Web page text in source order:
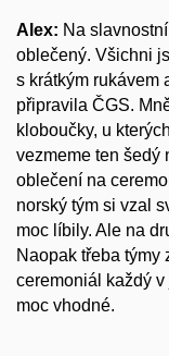
Alex: Na
oblečený. Všichni
s krátkým rukávem
připravila ČGS.
kloboučky, u
vezmeme ten šedý
oblečení na
norský tým si vzal
moc líbily. Ale na
Naopak třeba týmy
ceremoniál každý
moc vhodné.